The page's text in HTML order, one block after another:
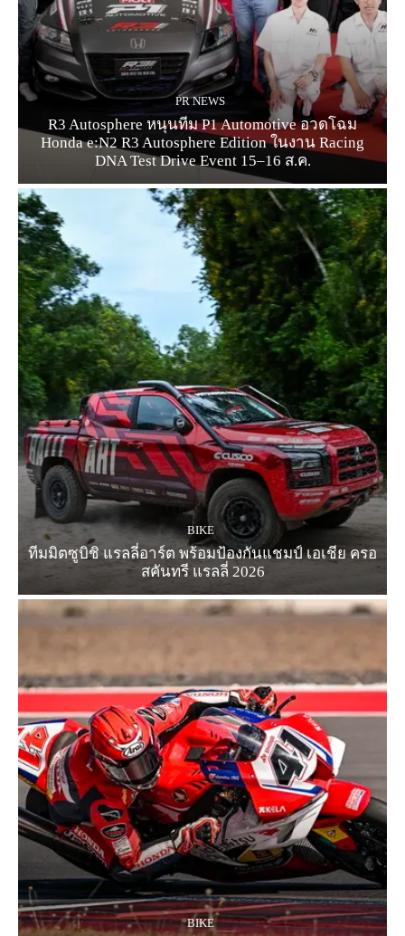
PR NEWS
R3 Autosphere หนุนทีม P1 Automotive อวดโฉม
Honda e:N2 R3 Autosphere Edition ในงาน Racing
DNA Test Drive Event 15–16 ส.ค.
BIKE
ทีมมิตซูบิชิ แรลลี่อาร์ต พร้อมป้องกันแชมป์ เอเชีย ครอ
สคันทรี แรลลี่ 2026
BIKE